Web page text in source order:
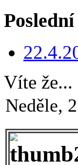
Víte že...
Neděle,